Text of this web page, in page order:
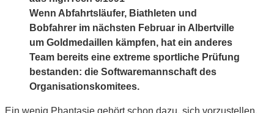
Wenn Abfahrtsläufer, Biathleten und
Bobfahrer im nächsten Februar in Albertville
um Goldmedaillen kämpfen, hat ein anderes
Team bereits eine extreme sportliche Prüfung
bestanden: die Softwaremannschaft des
Organisationskomitees.
Ein wenig Phantasie gehört schon dazu, sich vorzustellen,